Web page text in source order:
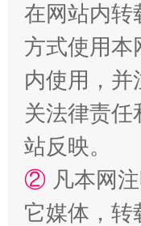
站台名比
在网站内转
方式使用本
内使用，并
关法律责
站反映。
② 凡本网
它媒体，转